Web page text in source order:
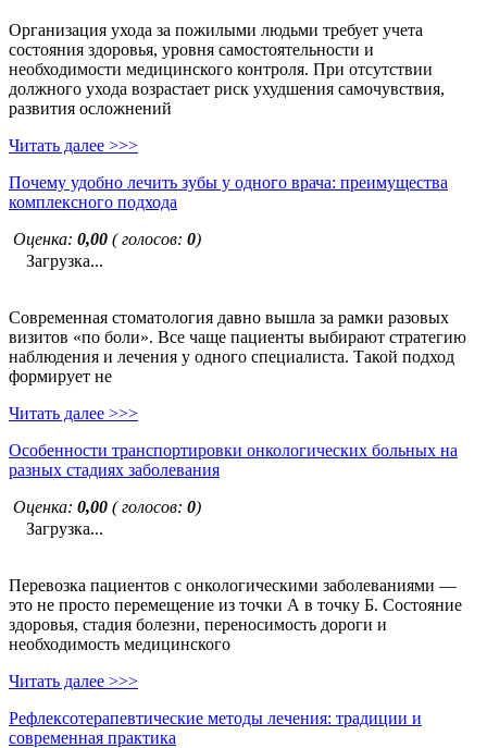
Организация ухода за пожилыми людьми требует учета
состояния здоровья, уровня самостоятельности и
необходимости медицинского контроля. При отсутствии
должного ухода возрастает риск ухудшения самочувствия,
развития осложнений
Читать далее >>>
Почему удобно лечить зубы у одного врача: преимущества
комплексного подхода
Оценка: 0,00 ( голосов: 0)
Загрузка...
Современная стоматология давно вышла за рамки разовых
визитов «по боли». Все чаще пациенты выбирают стратегию
наблюдения и лечения у одного специалиста. Такой подход
формирует не
Читать далее >>>
Особенности транспортировки онкологических больных на
разных стадиях заболевания
Оценка: 0,00 ( голосов: 0)
Загрузка...
Перевозка пациентов с онкологическими заболеваниями —
это не просто перемещение из точки А в точку Б. Состояние
здоровья, стадия болезни, переносимость дороги и
необходимость медицинского
Читать далее >>>
Рефлексотерапевтические методы лечения: традиции и
современная практика